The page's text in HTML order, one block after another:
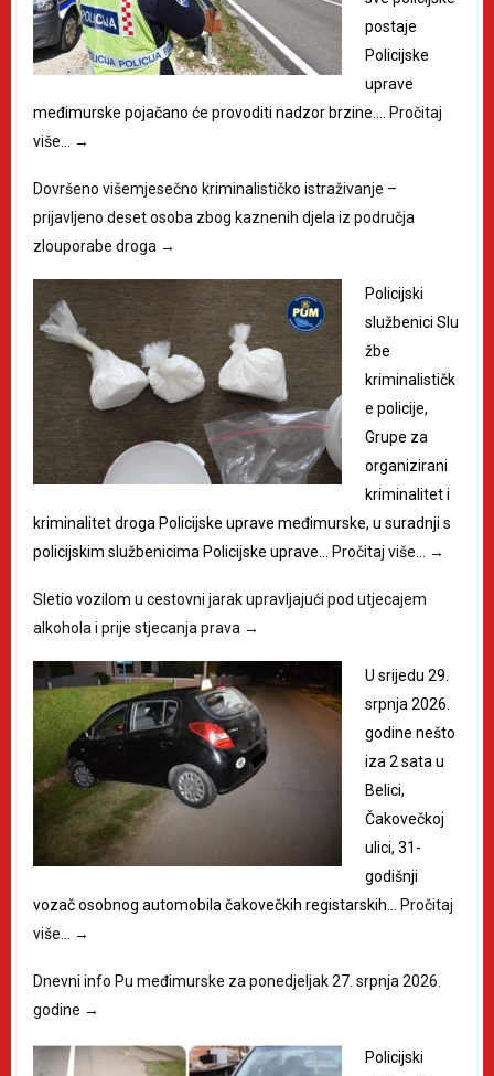
postaje
Policijske
uprave
međimurske pojačano će provoditi nadzor brzine.… Pročitaj
više… →
Dovršeno višemjesečno kriminalističko istraživanje –
prijavljeno deset osoba zbog kaznenih djela iz područja
zlouporabe droga →
Policijski
službenici Slu
žbe
kriminalističk
e policije,
Grupe za
organizirani
kriminalitet i
kriminalitet droga Policijske uprave međimurske, u suradnji s
policijskim službenicima Policijske uprave… Pročitaj više… →
Sletio vozilom u cestovni jarak upravljajući pod utjecajem
alkohola i prije stjecanja prava →
U srijedu 29.
srpnja 2026.
godine nešto
iza 2 sata u
Belici,
Čakovečkoj
ulici, 31-
godišnji
vozač osobnog automobila čakovečkih registarskih… Pročitaj
više… →
Dnevni info Pu međimurske za ponedjeljak 27. srpnja 2026.
godine →
Policijski